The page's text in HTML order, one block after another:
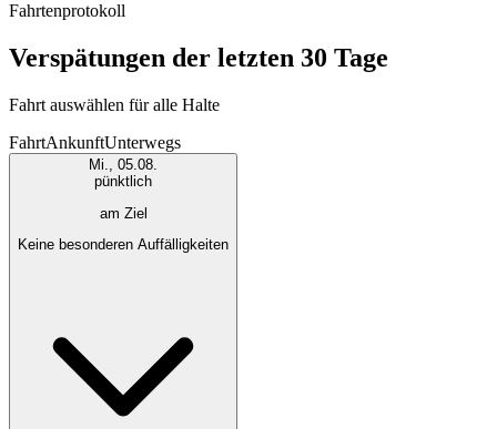
Fahrtenprotokoll
Verspätungen der letzten 30 Tage
Fahrt auswählen für alle Halte
FahrtAnkunftUnterwegs
Mi., 05.08.
pünktlich
am Ziel
Keine besonderen Auffälligkeiten